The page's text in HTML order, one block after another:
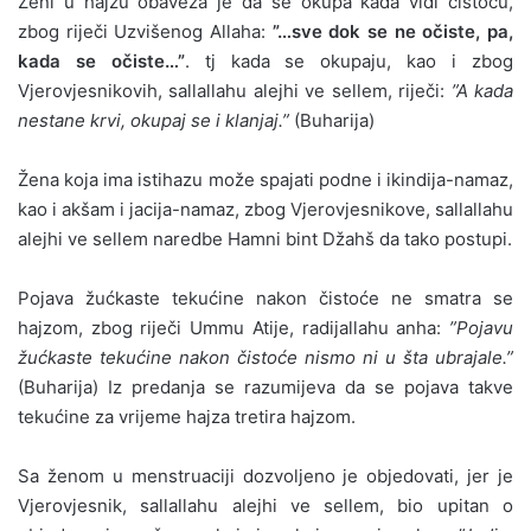
zbog riječi Uzvišenog Allaha: ”…sve dok se ne očiste, pa,
kada se očiste…”. tj kada se okupaju, kao i zbog
Vjerovjesnikovih, sallallahu alejhi ve sellem, riječi: ”A kada
nestane krvi, okupaj se i klanjaj.” (Buharija)
Žena koja ima istihazu može spajati podne i ikindija-namaz,
kao i akšam i jacija-namaz, zbog Vjerovjesnikove, sallallahu
alejhi ve sellem naredbe Hamni bint Džahš da tako postupi.
Pojava žućkaste tekućine nakon čistoće ne smatra se
hajzom, zbog riječi Ummu Atije, radijallahu anha: ”Pojavu
žućkaste tekućine nakon čistoće nismo ni u šta ubrajale.”
(Buharija) Iz predanja se razumijeva da se pojava takve
tekućine za vrijeme hajza tretira hajzom.
Sa ženom u menstruaciji dozvoljeno je objedovati, jer je
Vjerovjesnik, sallallahu alejhi ve sellem, bio upitan o